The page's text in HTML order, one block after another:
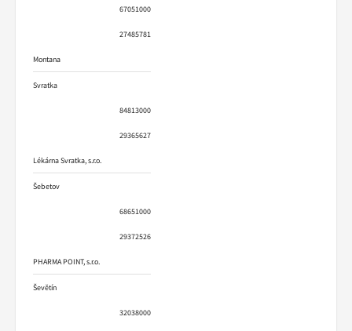
67051000
27485781
Montana
Svratka
84813000
29365627
Lékárna Svratka, s.r.o.
Šebetov
68651000
29372526
PHARMA POINT, s.r.o.
Ševětín
32038000